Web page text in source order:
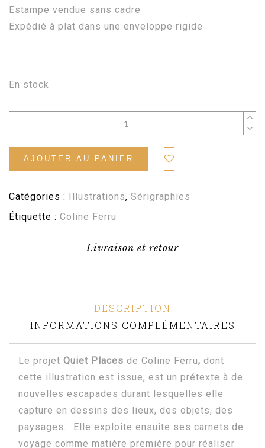
Estampe vendue sans cadre
Expédié à plat dans une enveloppe rigide
En stock
AJOUTER AU PANIER
Catégories : Illustrations, Sérigraphies
Étiquette : Coline Ferru
Livraison et retour
DESCRIPTION
INFORMATIONS COMPLÉMENTAIRES
Le projet Quiet Places de Coline Ferru, dont
cette illustration est issue, est un prétexte à de
nouvelles escapades durant lesquelles elle
capture en dessins des lieux, des objets, des
paysages… Elle exploite ensuite ses carnets de
voyage comme matière première pour réaliser